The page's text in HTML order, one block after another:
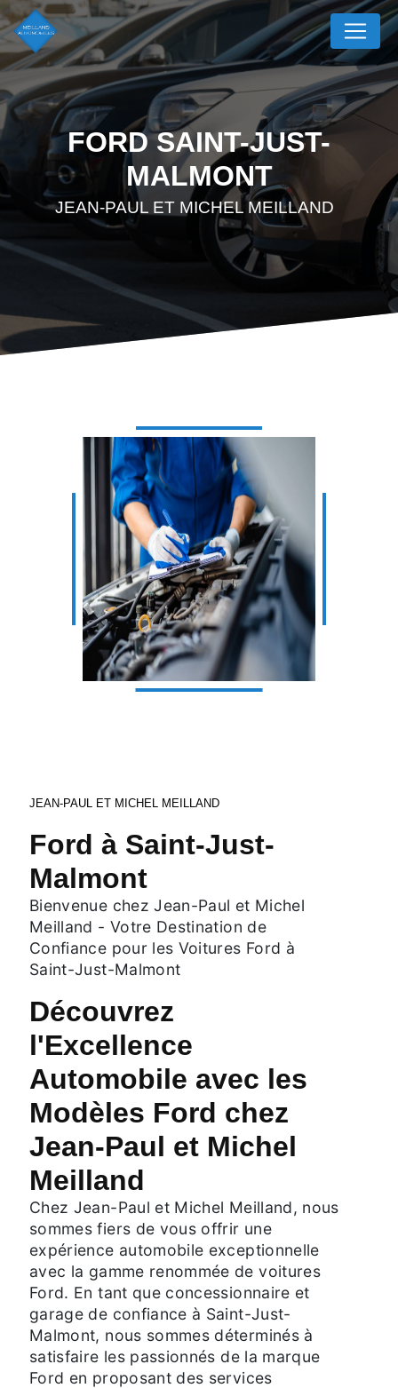
FORD SAINT-JUST-
MALMONT
JEAN-PAUL ET MICHEL MEILLAND
JEAN-PAUL ET MICHEL MEILLAND
Ford à Saint-Just-
Malmont
Bienvenue chez Jean-Paul et Michel
Meilland - Votre Destination de
Confiance pour les Voitures Ford à
Saint-Just-Malmont
Découvrez
l'Excellence
Automobile avec les
Modèles Ford chez
Jean-Paul et Michel
Meilland
Chez Jean-Paul et Michel Meilland, nous
sommes fiers de vous offrir une
expérience automobile exceptionnelle
avec la gamme renommée de voitures
Ford. En tant que concessionnaire et
garage de confiance à Saint-Just-
Malmont, nous sommes déterminés à
satisfaire les passionnés de la marque
Ford en proposant des services
Panneau de gestion des cookies